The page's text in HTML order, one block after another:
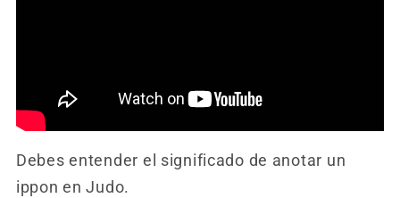
Debes entender el significado de anotar un
ippon en Judo.